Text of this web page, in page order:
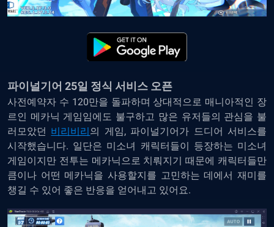
파이널기어 25일 정식 서비스 오픈
사전예약자 수 120만을 돌파하며 상대적으로 매니아적인 장
르인 메카닉 게임임에도 불구하고 많은 유저들의 관심을 불
러모았던 비리비리의 게임, 파이널기어가 드디어 서비스를
시작했습니다. 일단은 미소녀 캐릭터들이 등장하는 미소녀
게임이지만 전투는 메카닉으로 치뤄지기 때문에 캐릭터들만
큼이나 어떤 메카닉을 사용할지를 고민하는 데에서 재미를
챙길 수 있어 좋은 반응을 얻어내고 있어요.